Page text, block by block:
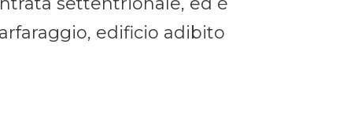
edificio adibito